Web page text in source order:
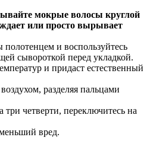
мокрые волосы круглой
или просто вырывает
и воспользуйтесь
сывороткой перед укладкой.
и придаст естественный
разделяя пальцами
три четверти, переключитесь на
вред.